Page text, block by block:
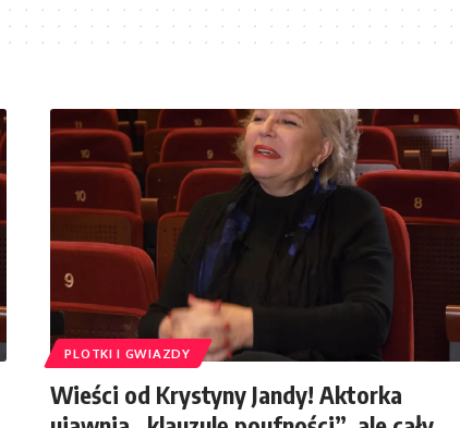
PLOTKI I GWIAZDY
Wieści od Krystyny Jandy! Aktorka